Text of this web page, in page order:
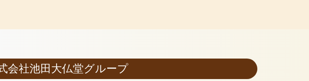
会社池田大仏堂グループ